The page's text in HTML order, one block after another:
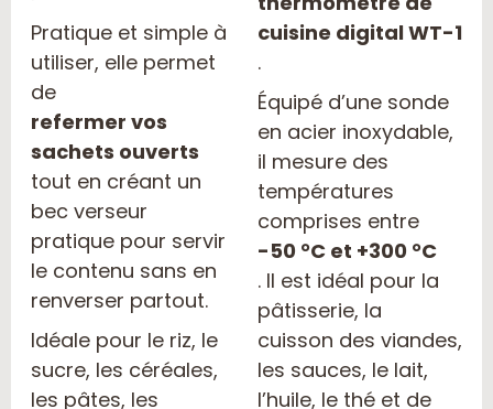
Pratique et simple à
utiliser, elle permet
de
refermer vos
sachets ouverts
tout en créant un
bec verseur
pratique pour servir
le contenu sans en
renverser partout.
Idéale pour le riz, le
sucre, les céréales,
les pâtes, les
cuisine digital WT-1
.
Équipé d’une sonde
en acier inoxydable,
il mesure des
températures
comprises entre
-50 °C et +300 °C
. Il est idéal pour la
pâtisserie, la
cuisson des viandes,
les sauces, le lait,
l’huile, le thé et de